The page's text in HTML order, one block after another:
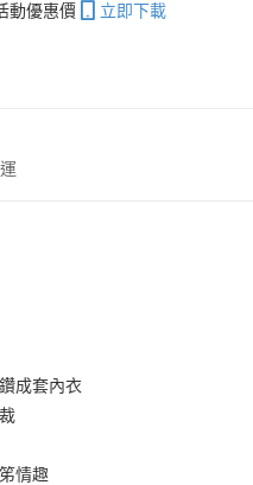
動優惠價 立即下載
成套內衣
情趣